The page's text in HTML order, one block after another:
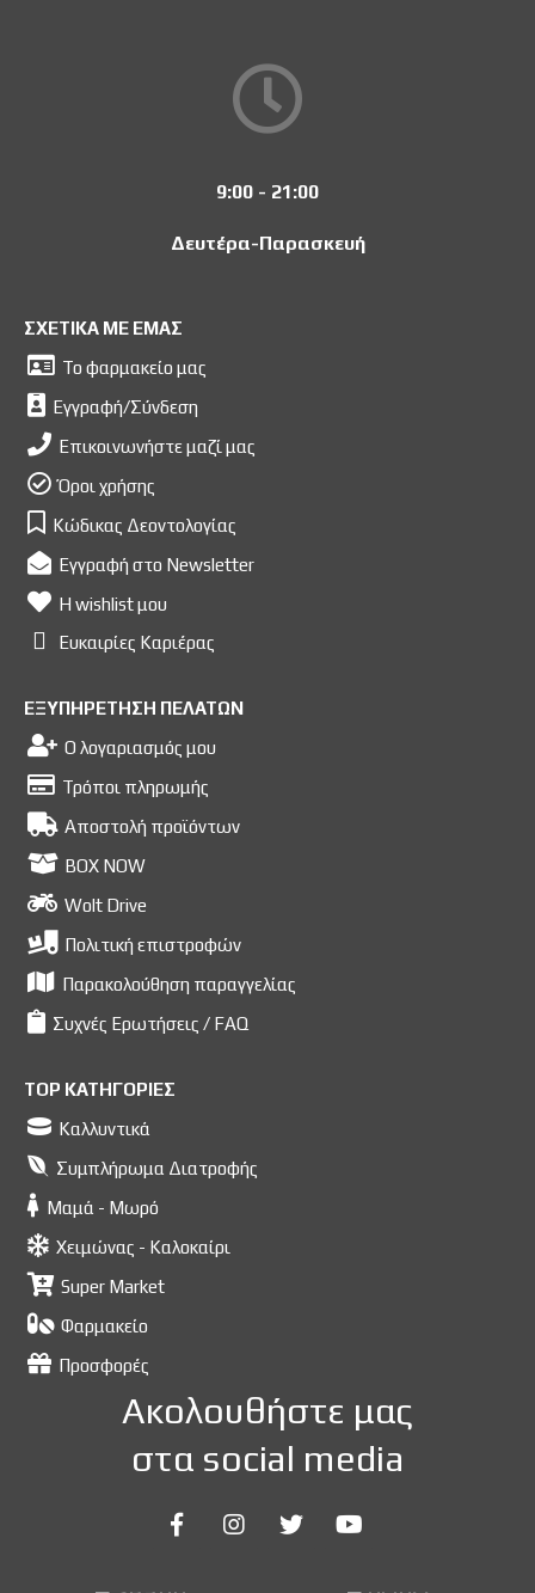
9:00 - 21:00
Δευτέρα-Παρασκευή
ΣΧΕΤΙΚΑ ΜΕ ΕΜΑΣ
Το φαρμακείο μας
Εγγραφή/Σύνδεση
Επικοινωνήστε μαζί μας
Όροι χρήσης
Κώδικας Δεοντολογίας
Εγγραφή στο Newsletter
Η wishlist μου
Ευκαιρίες Kαριέρας
ΕΞΥΠΗΡΕΤΗΣΗ ΠΕΛΑΤΩΝ
Ο λογαριασμός μου
Τρόποι πληρωμής
Αποστολή προϊόντων
BOX NOW
Wolt Drive
Πολιτική επιστροφών
Παρακολούθηση παραγγελίας
Συχνές Ερωτήσεις / FAQ
TOP ΚΑΤΗΓΟΡΙΕΣ
Καλλυντικά
Συμπλήρωμα Διατροφής
Μαμά - Μωρό
Χειμώνας - Καλοκαίρι
Super Market
Φαρμακείο
Προσφορές
Ακολουθήστε μας
στα social media